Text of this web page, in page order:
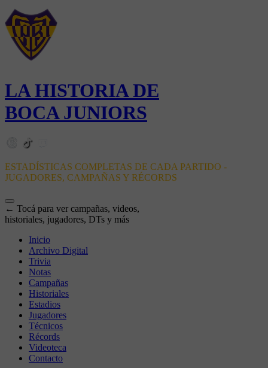
LA HISTORIA DE
BOCA JUNIORS
ESTADÍSTICAS COMPLETAS DE CADA PARTIDO -
JUGADORES, CAMPAÑAS Y RÉCORDS
← Tocá para ver campañas, videos,
historiales, jugadores, DTs y más
Inicio
Archivo Digital
Trivia
Notas
Campañas
Historiales
Estadios
Jugadores
Técnicos
Récords
Videoteca
Contacto